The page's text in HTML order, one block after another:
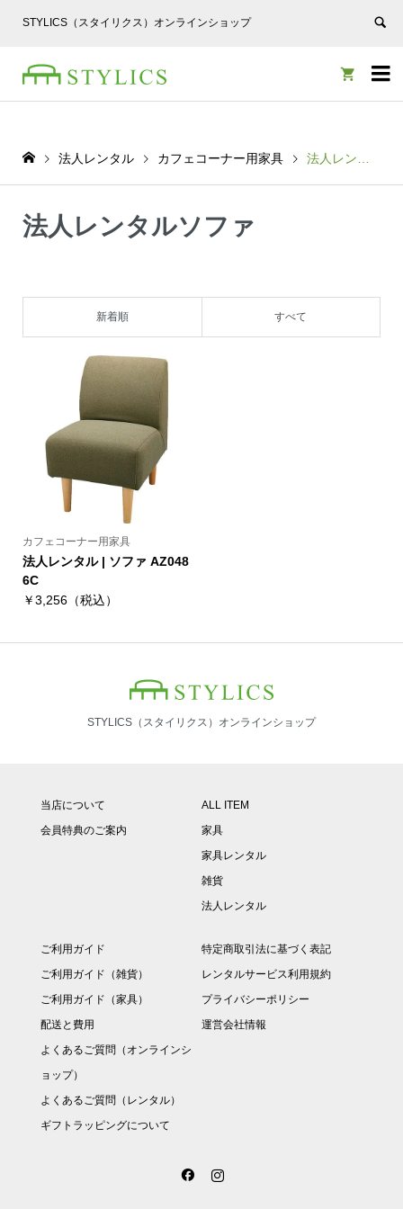
STYLICS（スタイリクス）オンラインショップ


法人レンタル カフェコーナー用家具 法人レンタルソファ
法人レンタルソファ
新着順 すべて
カフェコーナー用家具
法人レンタル | ソファ AZ048
6C
￥3,256（税込）
STYLICS（スタイリクス）オンラインショップ
当店について
会員特典のご案内
ALL ITEM
家具
家具レンタル
雑貨
法人レンタル
ご利用ガイド
ご利用ガイド（雑貨）
ご利用ガイド（家具）
配送と費用
よくあるご質問（オンラインシ
ョップ）
よくあるご質問（レンタル）
ギフトラッピングについて
特定商取引法に基づく表記
レンタルサービス利用規約
プライバシーポリシー
運営会社情報